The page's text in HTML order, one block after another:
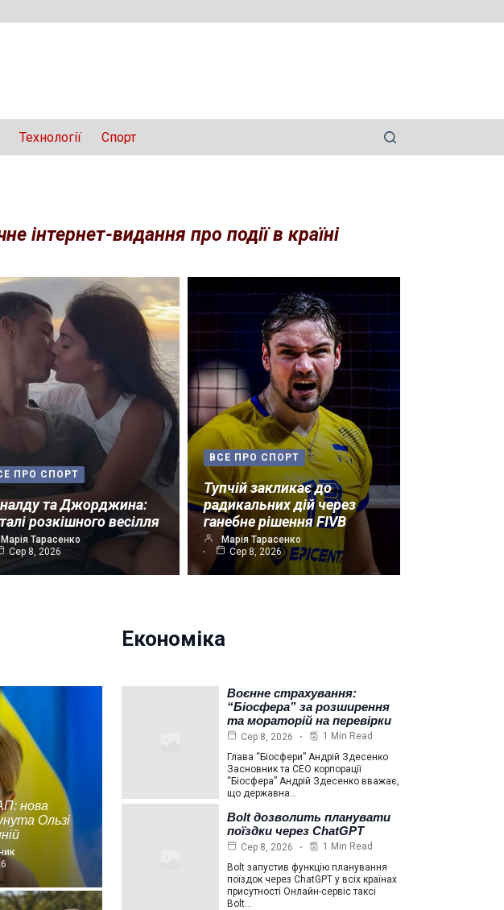
Технології Спорт
інтернет-видання про події в країні
ПРО СПОРТ
та Джорджина:
розкішного весілля
Марія Тарасенко
Сер 8, 2026
ВСЕ ПРО СПОРТ
Тупчій закликає до
радикальних дій через
ганебне рішення FIVB
Марія Тарасенко
Сер 8, 2026
Економіка
нова
Ользі
Воєнне страхування:
“Біосфера” за розширення
та мораторій на перевірки
Сер 8, 2026
1 Min Read
Глава “Біосфери” Андрій Здесенко
Засновник та СЕО корпорації
“Біосфера” Андрій Здесенко вважає,
що державна…
Bolt дозволить планувати
поїздки через ChatGPT
Сер 8, 2026
1 Min Read
Bolt запустив функцію планування
поїздок через ChatGPT у всіх країнах
присутності Онлайн-сервіс таксі
Bolt…